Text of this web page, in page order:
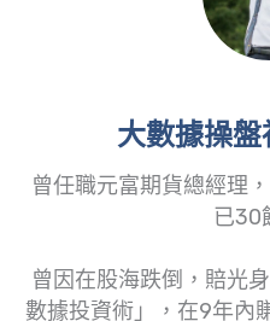
大數據操
曾任職元富期貨總經理
已30
曾因在股海跌倒，賠光
數據投資術」，在9年內